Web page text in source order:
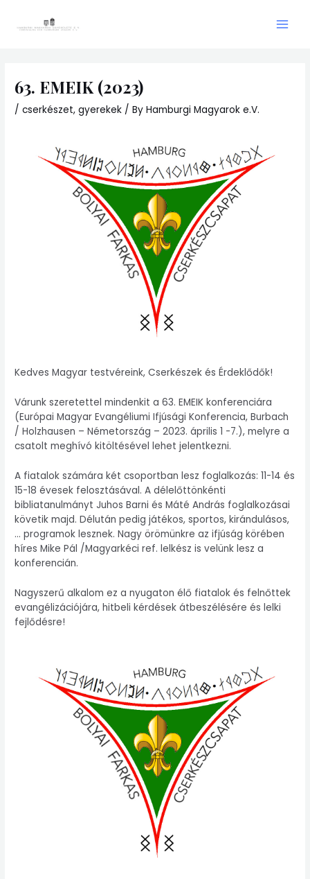
63. EMEIK (2023)
/cserkészet,gyerekek / ByHamburgi Magyarok e.V.
Kedves Magyar testvéreink, Cserkészek és Érdeklődők!
Várunk szeretettel mindenkit a 63. EMEIK konferenciára
(Európai Magyar Evangéliumi Ifjúsági Konferencia, Burbach
/ Holzhausen – Németország – 2023. április 1 -7.), melyre a
csatolt meghívó kitöltésével lehet jelentkezni.
A fiatalok számára két csoportban lesz foglalkozás: 11-14 és
15-18 évesek felosztásával. A délelőttönkénti
bibliatanulmányt Juhos Barni és Máté András foglalkozásai
követik majd. Délután pedig játékos, sportos, kirándulásos,
… programok lesznek. Nagy örömünkre az ifjúság körében
híres Mike Pál /Magyarkéci ref. lelkész is velünk lesz a
konferencián.
Nagyszerű alkalom ez a nyugaton élő fiatalok és felnőttek
evangélizációjára, hitbeli kérdések átbeszélésére és lelki
fejlődésre!